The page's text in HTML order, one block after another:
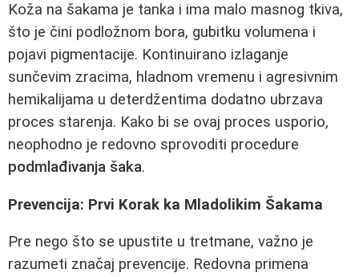
Koža na šakama je tanka i ima malo masnog tkiva,
što je čini podložnom bora, gubitku volumena i
pojavi pigmentacije. Kontinuirano izlaganje
sunčevim zracima, hladnom vremenu i agresivnim
hemikalijama u deterdžentima dodatno ubrzava
proces starenja. Kako bi se ovaj proces usporio,
neophodno je redovno sprovoditi procedure
podmlađivanja šaka.
Prevencija: Prvi Korak ka Mladolikim Šakama
Pre nego što se upustite u tretmane, važno je
razumeti značaj prevencije. Redovna primena